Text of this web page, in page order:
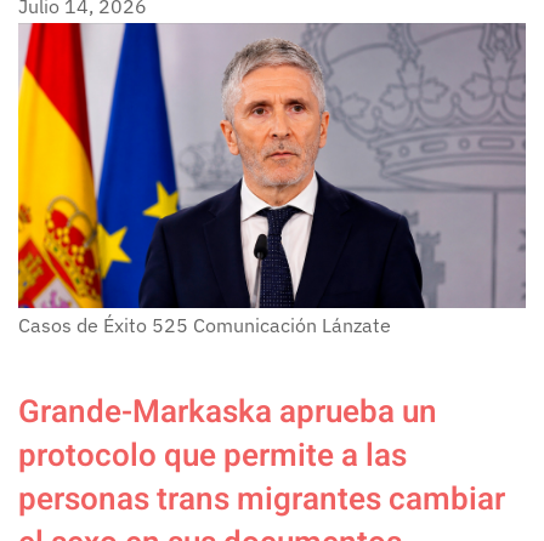
Julio 14, 2026
Casos de Éxito 525 Comunicación Lánzate
Grande-Markaska aprueba un
protocolo que permite a las
personas trans migrantes cambiar